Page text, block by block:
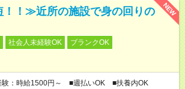
NEW
！≫近所の施設で身の回りの
社会人未経験OK
ブランクOK
験：時給1500円～ ■週払いOK ■扶養内OK